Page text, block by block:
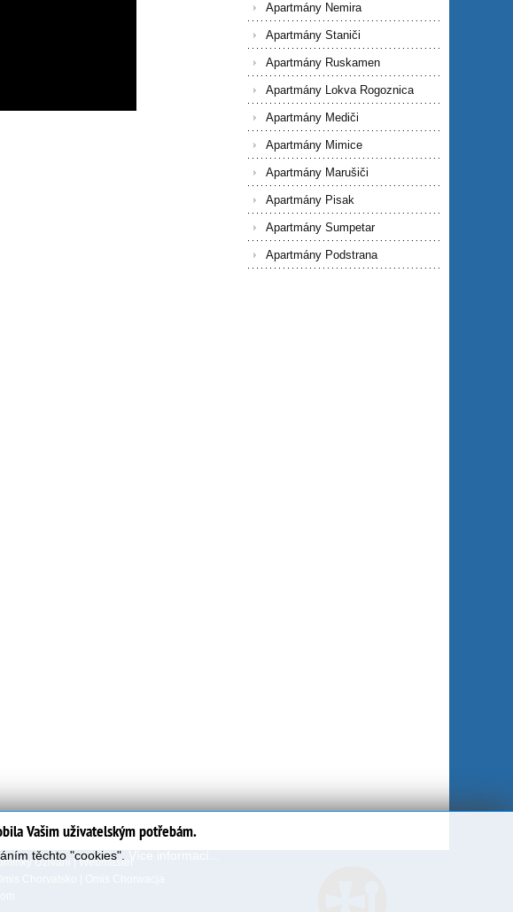
Apartmány Nemira
Apartmány Staniči
Apartmány Ruskamen
Apartmány Lokva Rogoznica
Apartmány Mediči
Apartmány Mimice
Apartmány Marušiči
Apartmány Pisak
Apartmány Sumpetar
Apartmány Podstrana
Vašim uživatelským potřebám.
těchto "cookies".
Uzivani |Webmaster